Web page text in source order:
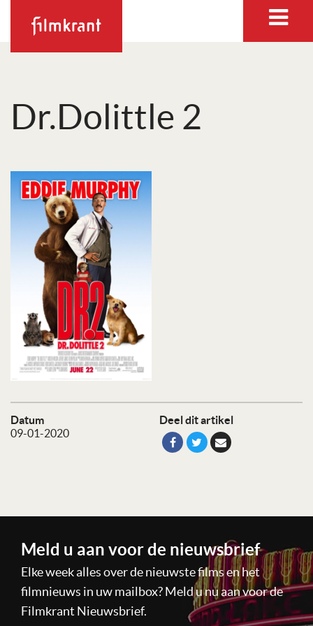
Dr.Dolittle 2
Datum
09-01-2020
Deel dit artikel
Meld u aan voor de nieuwsbrief
Elke week alles over de nieuwste films en het
filmnieuws in uw mailbox? Meld u nu aan voor de
Filmkrant Nieuwsbrief.